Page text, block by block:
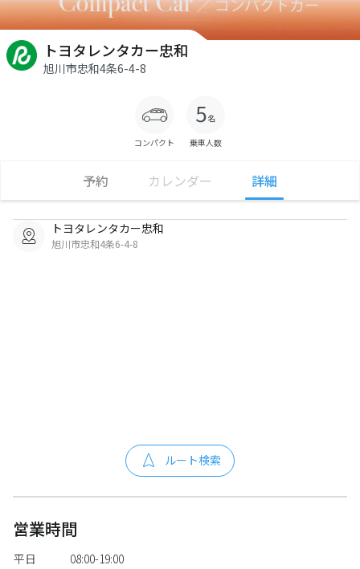
トヨタレンタカー忠和
旭川市忠和4条6-4-8
コンパクト 乗車人数
予約 カレンダー 詳細
トヨタレンタカー忠和
旭川市忠和4条6-4-8
ルート検索
営業時間
平日
08:00-19:00